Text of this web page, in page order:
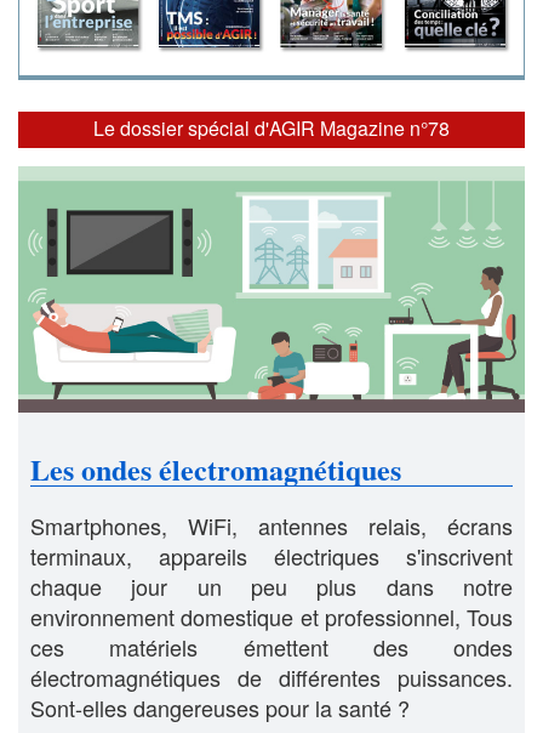
Le dossier spécial d'AGIR Magazine n°78
Les ondes électromagnétiques
Smartphones, WiFi, antennes relais, écrans
terminaux, appareils électriques s'inscrivent
chaque jour un peu plus dans notre
environnement domestique et professionnel, Tous
ces matériels émettent des ondes
électromagnétiques de différentes puissances.
Sont-elles dangereuses pour la santé ?